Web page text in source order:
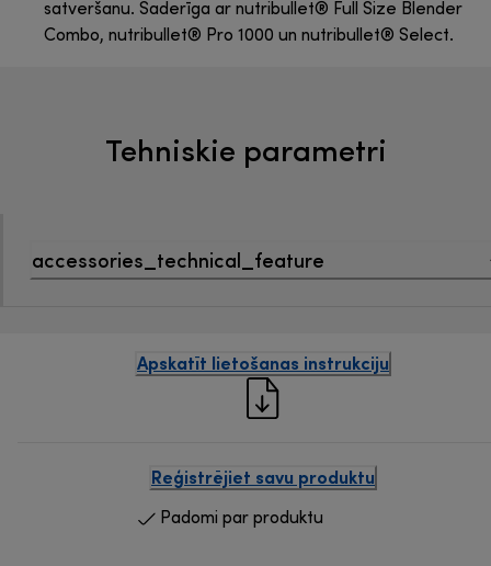
satveršanu. Saderīga ar nutribullet® Full Size Blender
Combo, nutribullet® Pro 1000 un nutribullet® Select.
Tehniskie parametri
accessories_technical_feature
Apskatīt lietošanas instrukciju
Reģistrējiet savu produktu
Padomi par produktu